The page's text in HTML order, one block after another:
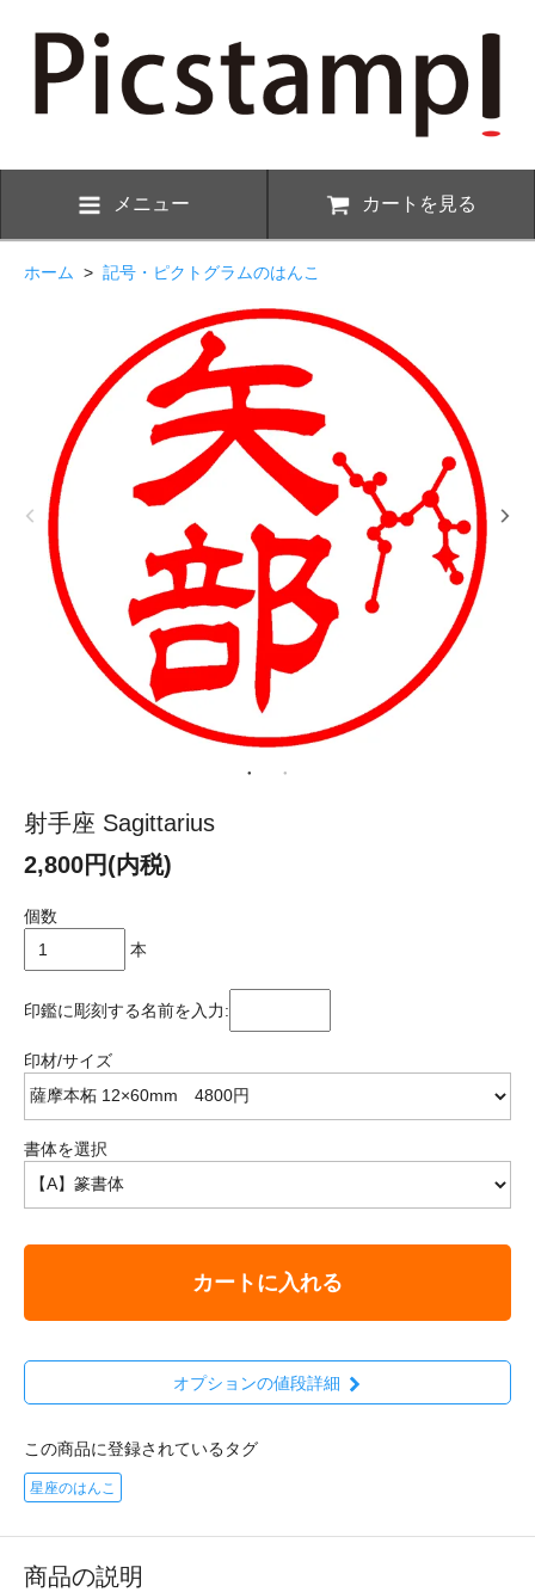
メニュー カートを見る
ホーム > 記号・ピクトグラムのはんこ
射手座 Sagittarius
2,800円(内税)
個数
本
印鑑に彫刻する名前を入力:
印材/サイズ
書体を選択
カートに入れる
オプションの値段詳細
この商品に登録されているタグ
星座のはんこ
商品の説明